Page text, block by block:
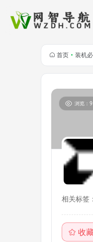
首页 • 装机
浏览：9
相关标签：
收